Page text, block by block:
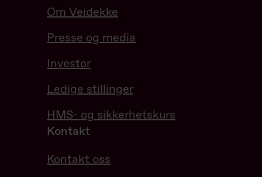
Om Veidekke
Presse og media
Investor
Ledige stillinger
HMS- og sikkerhetskurs
Kontakt
Kontakt oss